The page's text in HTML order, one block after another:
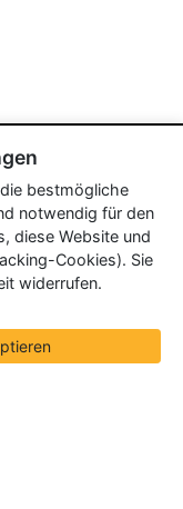
bestmögliche
notwendig für den
diese Website und
Cookies). Sie
widerrufen.